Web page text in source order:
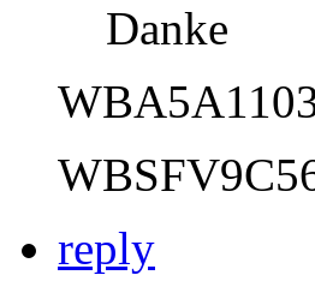
Danke
reply